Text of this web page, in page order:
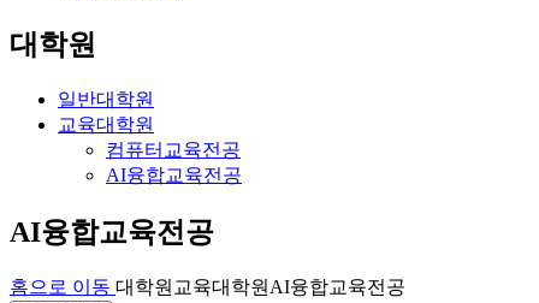
대학원
일반대학원
교육대학원
컴퓨터교육전공
AI융합교육전공
AI융합교육전공
홈으로 이동 대학원 교육대학원 AI융합교육전공